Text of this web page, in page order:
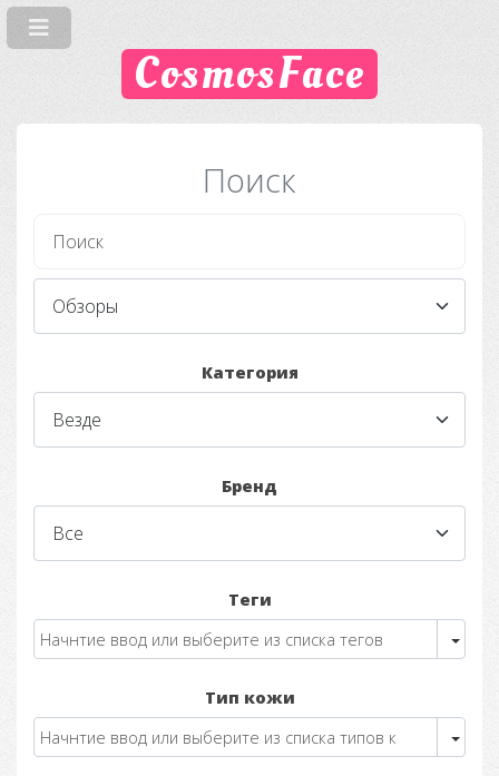
CosmosFace
Поиск
Категория
Бренд
Теги
Тип кожи